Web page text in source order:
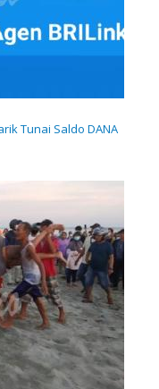
Tunai Saldo DANA